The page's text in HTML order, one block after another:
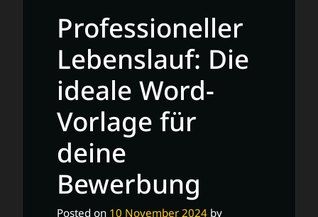
Tipps
Tricks
Professioneller
Lebenslauf: Die
ideale Word-
Vorlage für
deine
Bewerbung
Posted on 10 November 2024 by